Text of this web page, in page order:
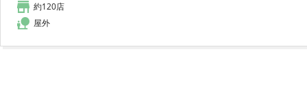
約120店
屋外